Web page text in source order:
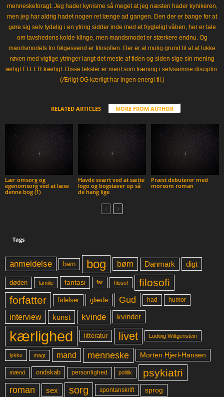
menneskeforagt. Jeg hader kynisme så meget at jeg næsten hader kynikeren,
men jeg har aldrig hadet nogen ret længe ad gangen. Den der er bange for at
gøre sig selv tydelig i en ytring sidder inde med et frygteligt våben, her er tale
om tavshedens kolde klinge, men mandsmodet er stærkere endnu. Og
mandsmodets tro følgesvend er filosofien. Der er al mulig grund til at at lukke
røven med vigtige ytringer langt det meste af tiden og siden sige sin mening
ærligt ELLER kærligt. Disse tekster er ment som træning i selvsamme disciplin.
(Ærligt OG kærligt har ingen energi til.)
RELATED ARTICLES MORE FROM AUTHOR
Lær omsorg og
egenomsorg ved at læse
denne bog (1)
Havde svært ved at sætte
logo og bogstaver op så
de hang lige
Præst debuterer med
morsom roman
Tags
anmeldelse barn bog børn Danmark digt
døden familie fantasi far filosof
filosofi
forfatter
følelser glæde Gud had humor
interview kunst kvinde kvinder
kærlighed litteratur livet Ludwig Wittgenstein
lykke magt mand menneske Morten Hjerl-Hansen
mænd ondskab personlighed politik psykiatri
roman sex sorg spontanskrift sprog